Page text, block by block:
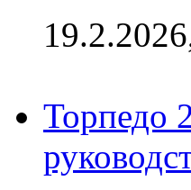
Торпедо